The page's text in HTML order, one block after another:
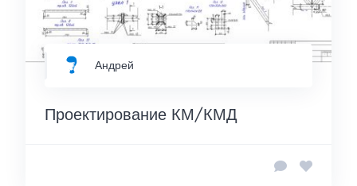
Андрей
Проектирование КМ/КМД